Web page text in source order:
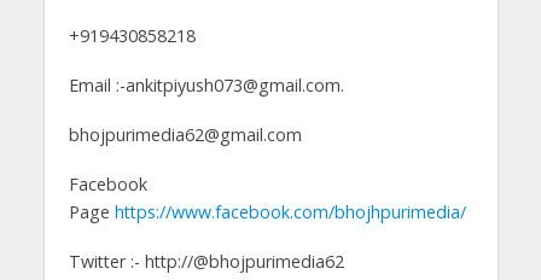
+919430858218
Email :-ankitpiyush073@gmail.com.
bhojpurimedia62@gmail.com
Facebook
Page https://www.facebook.com/bhojhpurimedia/
Twitter :- http://@bhojpurimedia62